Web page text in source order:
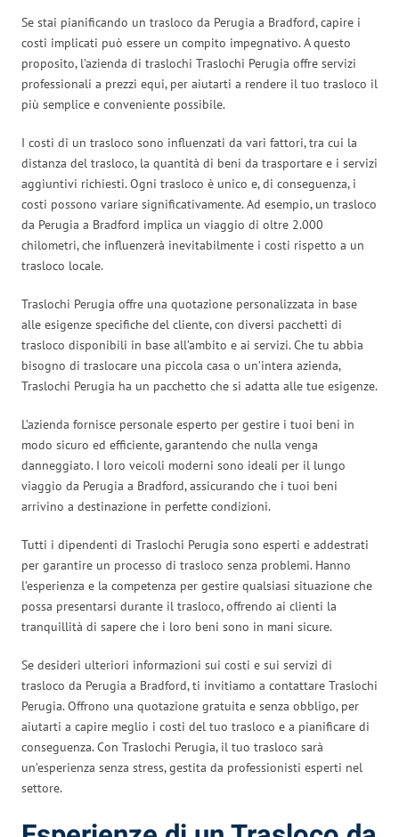
Se stai pianificando un trasloco da Perugia a Bradford, capire i
costi implicati può essere un compito impegnativo. A questo
proposito, l’azienda di traslochi Traslochi Perugia offre servizi
professionali a prezzi equi, per aiutarti a rendere il tuo trasloco il
più semplice e conveniente possibile.
I costi di un trasloco sono influenzati da vari fattori, tra cui la
distanza del trasloco, la quantità di beni da trasportare e i servizi
aggiuntivi richiesti. Ogni trasloco è unico e, di conseguenza, i
costi possono variare significativamente. Ad esempio, un trasloco
da Perugia a Bradford implica un viaggio di oltre 2.000
chilometri, che influenzerà inevitabilmente i costi rispetto a un
trasloco locale.
Traslochi Perugia offre una quotazione personalizzata in base
alle esigenze specifiche del cliente, con diversi pacchetti di
trasloco disponibili in base all’ambito e ai servizi. Che tu abbia
bisogno di traslocare una piccola casa o un’intera azienda,
Traslochi Perugia ha un pacchetto che si adatta alle tue esigenze.
L’azienda fornisce personale esperto per gestire i tuoi beni in
modo sicuro ed efficiente, garantendo che nulla venga
danneggiato. I loro veicoli moderni sono ideali per il lungo
viaggio da Perugia a Bradford, assicurando che i tuoi beni
arrivino a destinazione in perfette condizioni.
Tutti i dipendenti di Traslochi Perugia sono esperti e addestrati
per garantire un processo di trasloco senza problemi. Hanno
l’esperienza e la competenza per gestire qualsiasi situazione che
possa presentarsi durante il trasloco, offrendo ai clienti la
tranquillità di sapere che i loro beni sono in mani sicure.
Se desideri ulteriori informazioni sui costi e sui servizi di
trasloco da Perugia a Bradford, ti invitiamo a contattare Traslochi
Perugia. Offrono una quotazione gratuita e senza obbligo, per
aiutarti a capire meglio i costi del tuo trasloco e a pianificare di
conseguenza. Con Traslochi Perugia, il tuo trasloco sarà
un’esperienza senza stress, gestita da professionisti esperti nel
settore.